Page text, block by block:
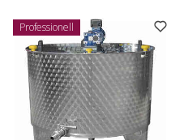
Professionell